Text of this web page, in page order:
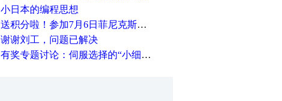
小日本的编程思想
送积分啦！参加7月6日菲尼克斯在线研讨会即得
谢谢刘工，问题已解决
有奖专题讨论：伺服选择的“小细节大学问”奖励公告